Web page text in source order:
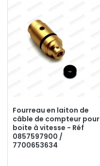
Fourreau en laiton de
câble de compteur pour
boite à vitesse - Réf
0857597900 /
7700653634